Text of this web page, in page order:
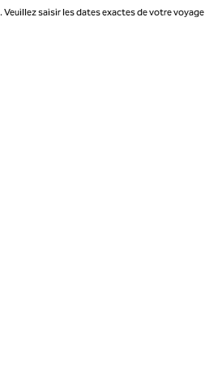
saisir les dates exactes de votre voyage